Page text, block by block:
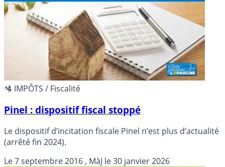
🛂 IMPÔTS / Fiscalité
Pinel : dispositif fiscal stoppé
Le dispositif d’incitation fiscale Pinel n’est plus d’actualité
(arrêté fin 2024).
Le7 septembre 2016 , MàJ le30 janvier 2026